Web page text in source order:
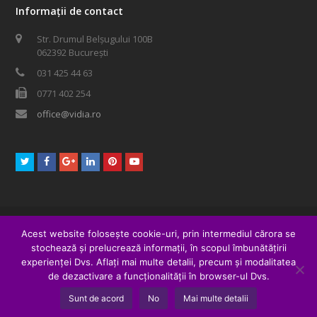
72,00 lei.
Informații de contact
Str. Drumul Belșugului 100B
062392 București
031 425 44 63
0771 402 254
office@vidia.ro
TwitterFacebookGooglePlus
LinkedInPinterestYoutube
© 2016 XPOSED Media SRL. Toate drepturile rezervate.
form 201 woocommerce meditatii
Toate cărțile
PACHETE PROMO
Dezvoltare umană – NLP
Sănătate și longevitate
Dietă
Spiritualitate
Științe de frontieră
Edituri partenere
Acest website folosește cookie-uri, prin intermediul cărora se
stochează și prelucrează informații, în scopul îmbunătățirii
experienței Dvs. Aflați mai multe detalii, precum și modalitatea
de dezactivare a funcționalității în browser-ul Dvs.
Sunt de acord No Mai multe detalii
Comandă telefonic la031 425 44 63